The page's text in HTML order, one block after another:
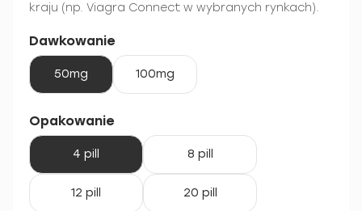
kraju (np. Viagra Connect w wybranych rynkach).
Dawkowanie
50mg 100mg
Opakowanie
4 pill 8 pill
12 pill 20 pill